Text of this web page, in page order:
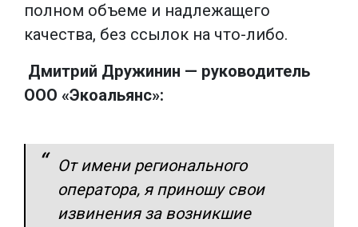
полном объеме и надлежащего
качества, без ссылок на что-либо.
Дмитрий Дружинин — руководитель
ООО «Экоальянс»:
От имени регионального
оператора, я приношу свои
извинения за возникшие